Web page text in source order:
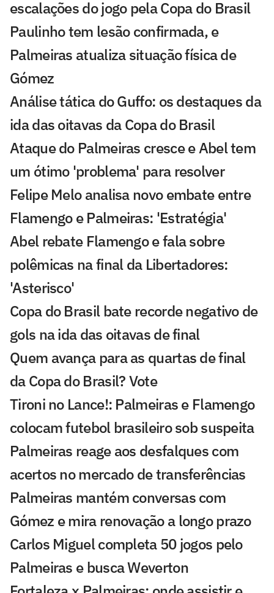
escalações do jogo pela Copa do Brasil
Paulinho tem lesão confirmada, e
Palmeiras atualiza situação física de
Gómez
Análise tática do Guffo: os destaques da
ida das oitavas da Copa do Brasil
Ataque do Palmeiras cresce e Abel tem
um ótimo 'problema' para resolver
Felipe Melo analisa novo embate entre
Flamengo e Palmeiras: 'Estratégia'
Abel rebate Flamengo e fala sobre
polêmicas na final da Libertadores:
'Asterisco'
Copa do Brasil bate recorde negativo de
gols na ida das oitavas de final
Quem avança para as quartas de final
da Copa do Brasil? Vote
Tironi no Lance!: Palmeiras e Flamengo
colocam futebol brasileiro sob suspeita
Palmeiras reage aos desfalques com
acertos no mercado de transferências
Palmeiras mantém conversas com
Gómez e mira renovação a longo prazo
Carlos Miguel completa 50 jogos pelo
Palmeiras e busca Weverton